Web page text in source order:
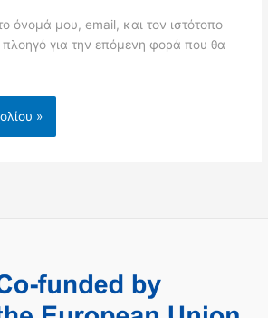
όνομά μου, email, και τον ιστότοπο
για την επόμενη φορά που θα